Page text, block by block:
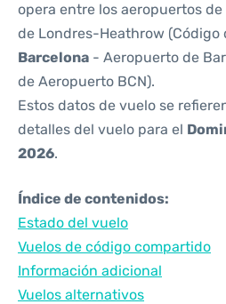
opera entre los aeropuertos de
de Londres-Heathrow (Código
Barcelona - Aeropuerto de
de Aeropuerto BCN).
Estos datos de vuelo se
detalles del vuelo para el
2026.
Índice de contenidos:
Estado del vuelo
Vuelos de código compartido
Información adicional
Vuelos alternativos